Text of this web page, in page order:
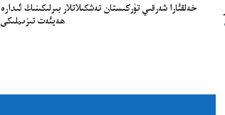
خەلقئارا شەرقىي تۈركىستان تەشكىلاتلار بىرلىكىنىڭ ئىدارە
ھەيئەت تىزىملىكى